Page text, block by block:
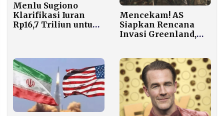
Menlu Sugiono
Klarifikasi Iuran
Rp16,7 Triliun untuk
Mencekam! AS
Siapkan Rencana
Invasi Greenland,